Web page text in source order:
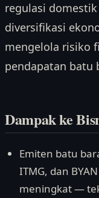
regulasi
diversifikasi
mengelola risiko
pendapatan batu
Dampak ke
Emiten batu
ITMG, dan
meningkat —